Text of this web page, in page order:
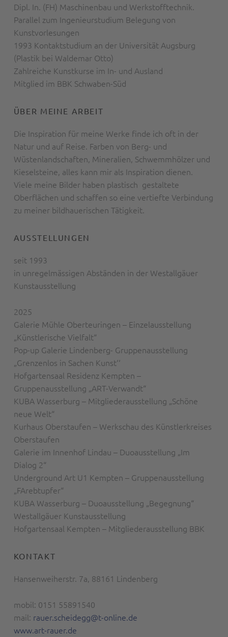
Dipl. In. (FH) Maschinenbau und Werkstofftechnik.
Parallel zum Ingenieurstudium Belegung von
Kunstvorlesungen
1993 Kontaktstudium an der Universität Augsburg
(Plastik bei Waldemar Otto)
Zahlreiche Kunstkurse im In- und Ausland
Mitglied im BBK Schwaben-Süd
ÜBER MEINE ARBEIT
Die Inspiration für meine Werke finde ich oft in der
Natur und auf Reise. Farben von Berg- und
Wüstenlandschaften, Mineralien, Schwemmhölzer und
Kieselsteine, alles kann mir als Inspiration dienen.
Viele meine Bilder haben plastisch gestaltete
Oberflächen und schaffen so eine vertiefte Verbindung
zu meiner bildhauerischen Tätigkeit.
AUSSTELLUNGEN
seit 1993
in unregelmässigen Abständen in der Westallgäuer
Kunstausstellung
2025
Galerie Mühle Oberteuringen – Einzelausstellung
„Künstlerische Vielfalt“
Pop-up Galerie Lindenberg- Gruppenausstellung
„Grenzenlos in Sachen Kunst‘‘
Hofgartensaal Residenz Kempten –
Gruppenausstellung „ART-Verwandt“
KUBA Wasserburg – Mitgliederausstellung „Schöne
neue Welt“
Kurhaus Oberstaufen – Werkschau des Künstlerkreises
Oberstaufen
Galerie im Innenhof Lindau – Duoausstellung „Im
Dialog 2“
Underground Art U1 Kempten – Gruppenausstellung
„FArebtupfer“
KUBA Wasserburg – Duoausstellung „Begegnung“
Westallgäuer Kunstausstellung
Hofgartensaal Kempten – Mitgliederausstellung BBK
KONTAKT
Hansenweiherstr. 7a, 88161 Lindenberg
mobil: 0151 55891540
mail: rauer.scheidegg@t-online.de
www.art-rauer.de